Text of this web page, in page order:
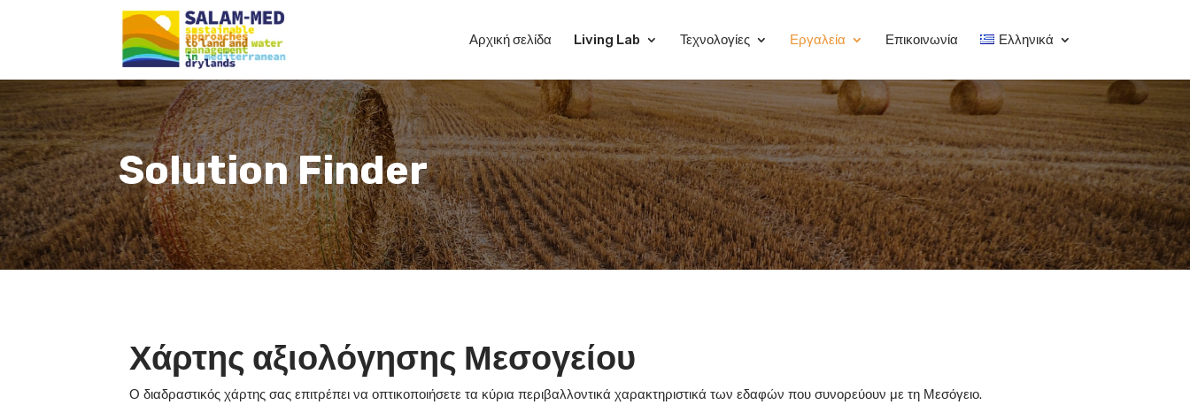
Αρχική σελίδα Living Lab Τεχνολογίες Εργαλεία Επικοινωνία Ελληνικά
Solution Finder